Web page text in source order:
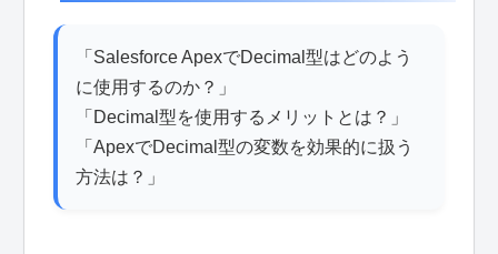
「Salesforce ApexでDecimal型はどのよう
に使用するのか？」
「Decimal型を使用するメリットとは？」
「ApexでDecimal型の変数を効果的に扱う
方法は？」